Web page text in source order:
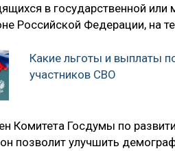
в государственной
Российской Федерации, на
Какие льготы и выплаты
участников СВО
Комитета Госдумы по
позволит улучшить